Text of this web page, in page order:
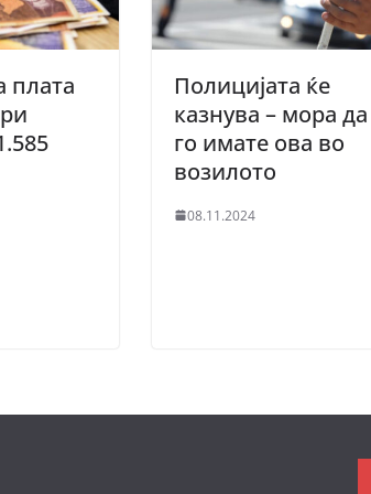
плата
Полицијата ќе
казнува – мора да
го имате ова во
возилото
08.11.2024